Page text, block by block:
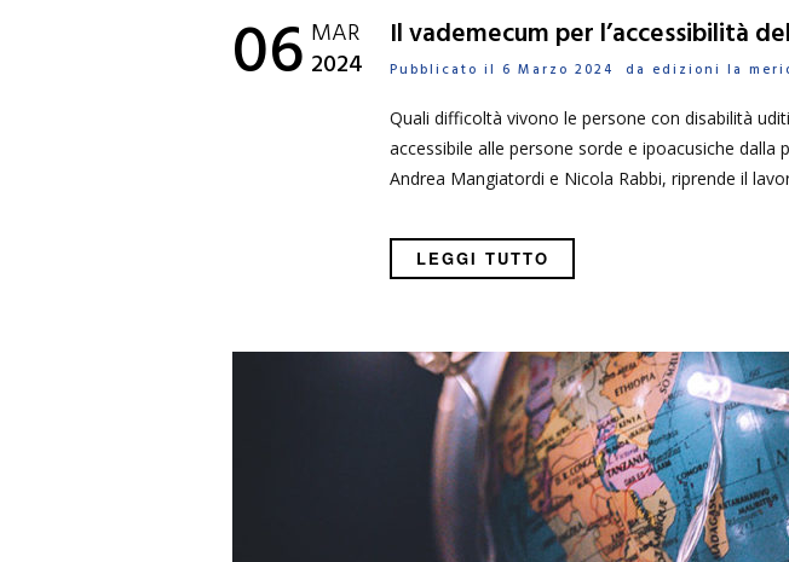
06 MAR
2024
Il vademecum per l’accessibilità
Pubblicato il 6 Marzo 2024 da edizioni la
Quali difficoltà vivono le persone con disabilità
accessibile alle persone sorde e ipoacusiche
Andrea Mangiatordi e Nicola Rabbi, riprende il
LEGGI TUTTO